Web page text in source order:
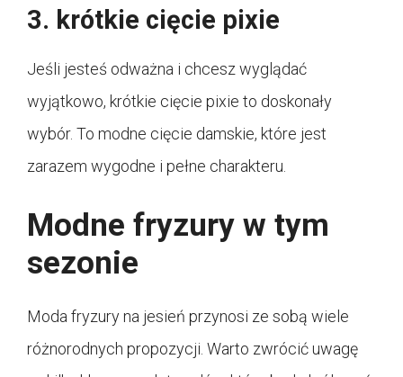
3. krótkie cięcie pixie
Jeśli jesteś odważna i chcesz wyglądać
wyjątkowo, krótkie cięcie pixie to doskonały
wybór. To modne cięcie damskie, które jest
zarazem wygodne i pełne charakteru.
Modne fryzury w tym
sezonie
Moda fryzury na jesień przynosi ze sobą wiele
różnorodnych propozycji. Warto zwrócić uwagę